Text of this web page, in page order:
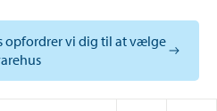
opfordrer vi dig til at vælge